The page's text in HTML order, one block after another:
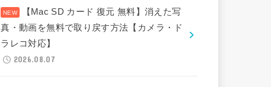
【Mac SD カード 復元 無料】消えた写
真・動画を無料で取り戻す方法【カメラ・ド
ラレコ対応】
2026.08.07